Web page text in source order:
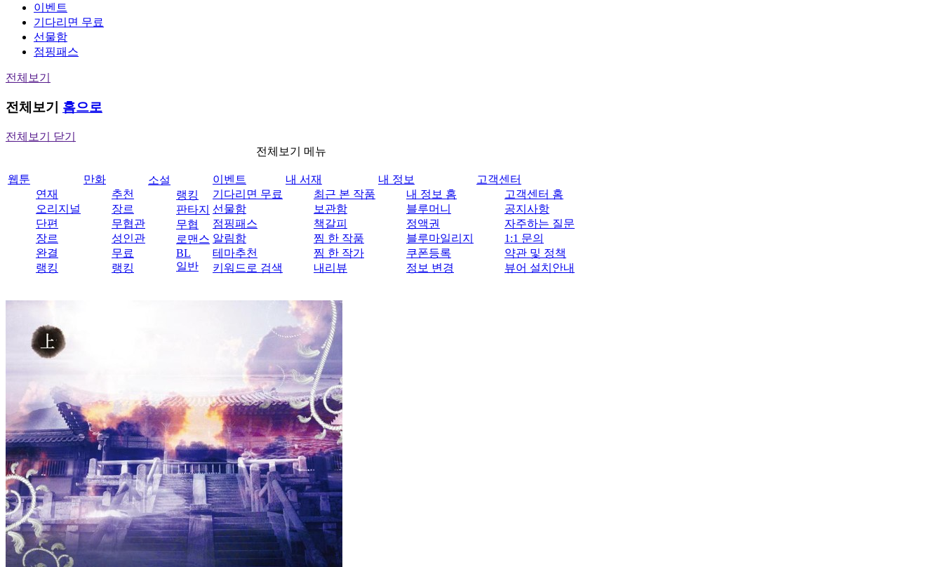
이벤트
기다리면 무료
선물함
점핑패스
전체보기
전체보기 홈으로
전체보기 닫기
전체보기 메뉴
웹툰
연재
오리지널
단편
장르
완결
랭킹
만화
추천
장르
무협관
성인관
무료
랭킹
소설
랭킹
판타지
무협
로맨스
BL
일반
이벤트
기다리면 무료
선물함
점핑패스
알림함
테마추천
키워드로 검색
내 서재
최근 본 작품
보관함
책갈피
찜 한 작품
찜 한 작가
내리뷰
내 정보
내 정보 홈
블루머니
정액권
블루마일리지
쿠폰등록
정보 변경
고객센터
고객센터 홈
공지사항
자주하는 질문
1:1 문의
약관 및 정책
뷰어 설치안내